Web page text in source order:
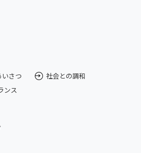
いさつ
社会との調和
ンス